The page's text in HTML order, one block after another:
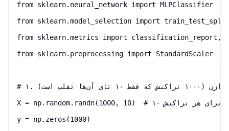
from sklearn.neural_network import MLPClassifier
from sklearn.model_selection import train_test_split
from sklearn.metrics import classification_report,
from sklearn.preprocessing import StandardScaler
# ۱. شبیه‌سازی داده‌های نامتوازن (۱۰۰۰ تراکنش که فقط ۱۰ تای آن‌ها تقلب است)
X = np.random.randn(1000, 10)  # ۱۰ ویژگی برای هر تراکنش
y = np.zeros(1000)